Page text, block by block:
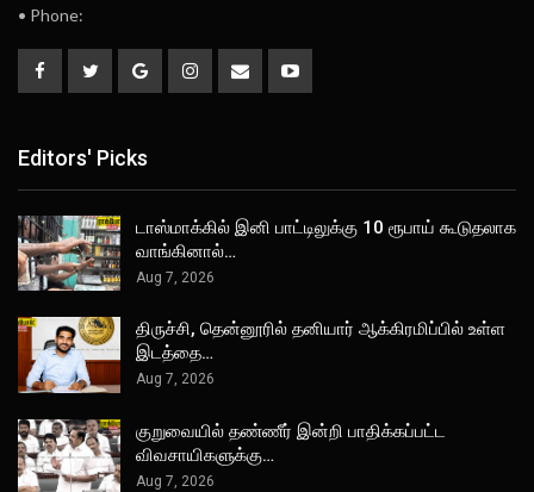
• Phone:
Editors' Picks
டாஸ்மாக்கில் இனி பாட்டிலுக்கு 10 ரூபாய் கூடுதலாக
வாங்கினால்…
Aug 7, 2026
திருச்சி, தென்னூரில் தனியார் ஆக்கிரமிப்பில் உள்ள
இடத்தை…
Aug 7, 2026
குறுவையில் தண்ணீர் இன்றி பாதிக்கப்பட்ட
விவசாயிகளுக்கு…
Aug 7, 2026